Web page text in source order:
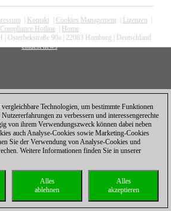
| Kontakt| Cookies Management| Lizenzen
Compliance Hotline
Home
| Osterbekstraße 90a | 22083 Hamburg | Deutschland
coldest news
Technologien, um bestimmte Funktionen
zu verbessern und interessengerechte
von ihrem Verwendungszweck können dabei neben
auch Analyse-Cookies sowie Marketing-Cookies
Sie der Verwendung von Analyse-Cookies und
Weitere Informationen finden Sie in unserer
Alles
akzeptieren
Alles
ablehnen